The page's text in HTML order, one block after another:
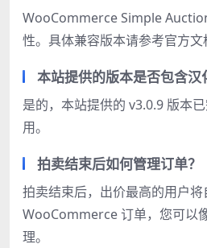
WooCommerce Simple
性。具体兼容版本请参考官方文
本站提供的版本是否包含汉
是的，本站提供的 v3.0.9 版本
用。
拍卖结束后如何管理订单？
拍卖结束后，出价最高的用户将
WooCommerce 订单，您可以
理。